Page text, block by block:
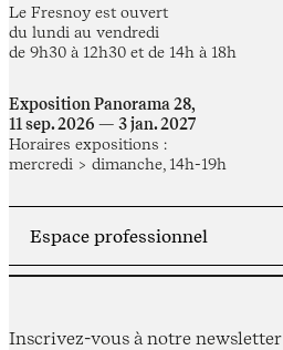
Le Fresnoy est ouvert
du lundi au vendredi
de 9h30 à 12h30 et de 14h à 18h
Exposition Panorama 28,
11 sep. 2026 — 3 jan. 2027
Horaires expositions :
mercredi > dimanche, 14h-19h
Inscrivez-vous à notre newsletter